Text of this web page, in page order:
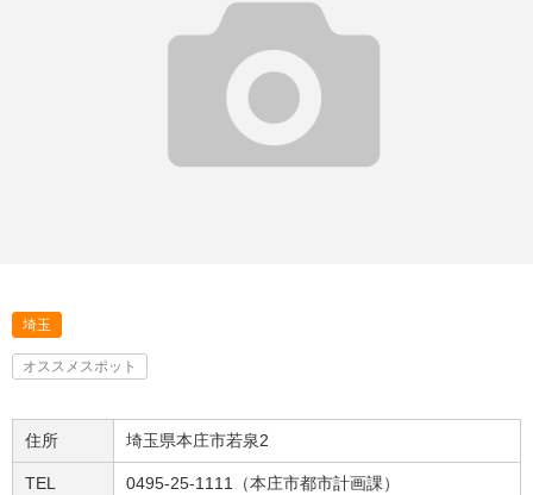
埼玉
オススメスポット
住所 埼玉県本庄市若泉2
TEL 0495-25-1111（本庄市都市計画課）